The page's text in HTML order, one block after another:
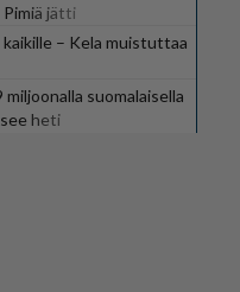
jätti
– Kela muistuttaa
suomalaisella
heti